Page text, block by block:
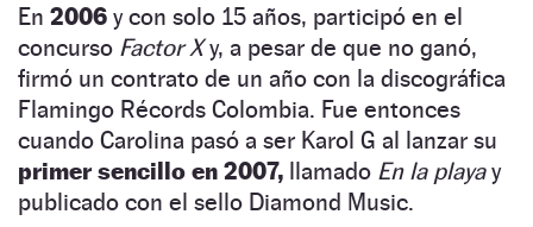
En 2006 y con solo 15 años, participó en el
concurso Factor Xy, a pesar de que no ganó,
firmó un contrato de un año con la discográfica
Flamingo Récords Colombia. Fue entonces
cuando Carolina pasó a ser Karol G al lanzar su
primer sencillo en 2007, llamado En la playay
publicado con el sello Diamond Music.